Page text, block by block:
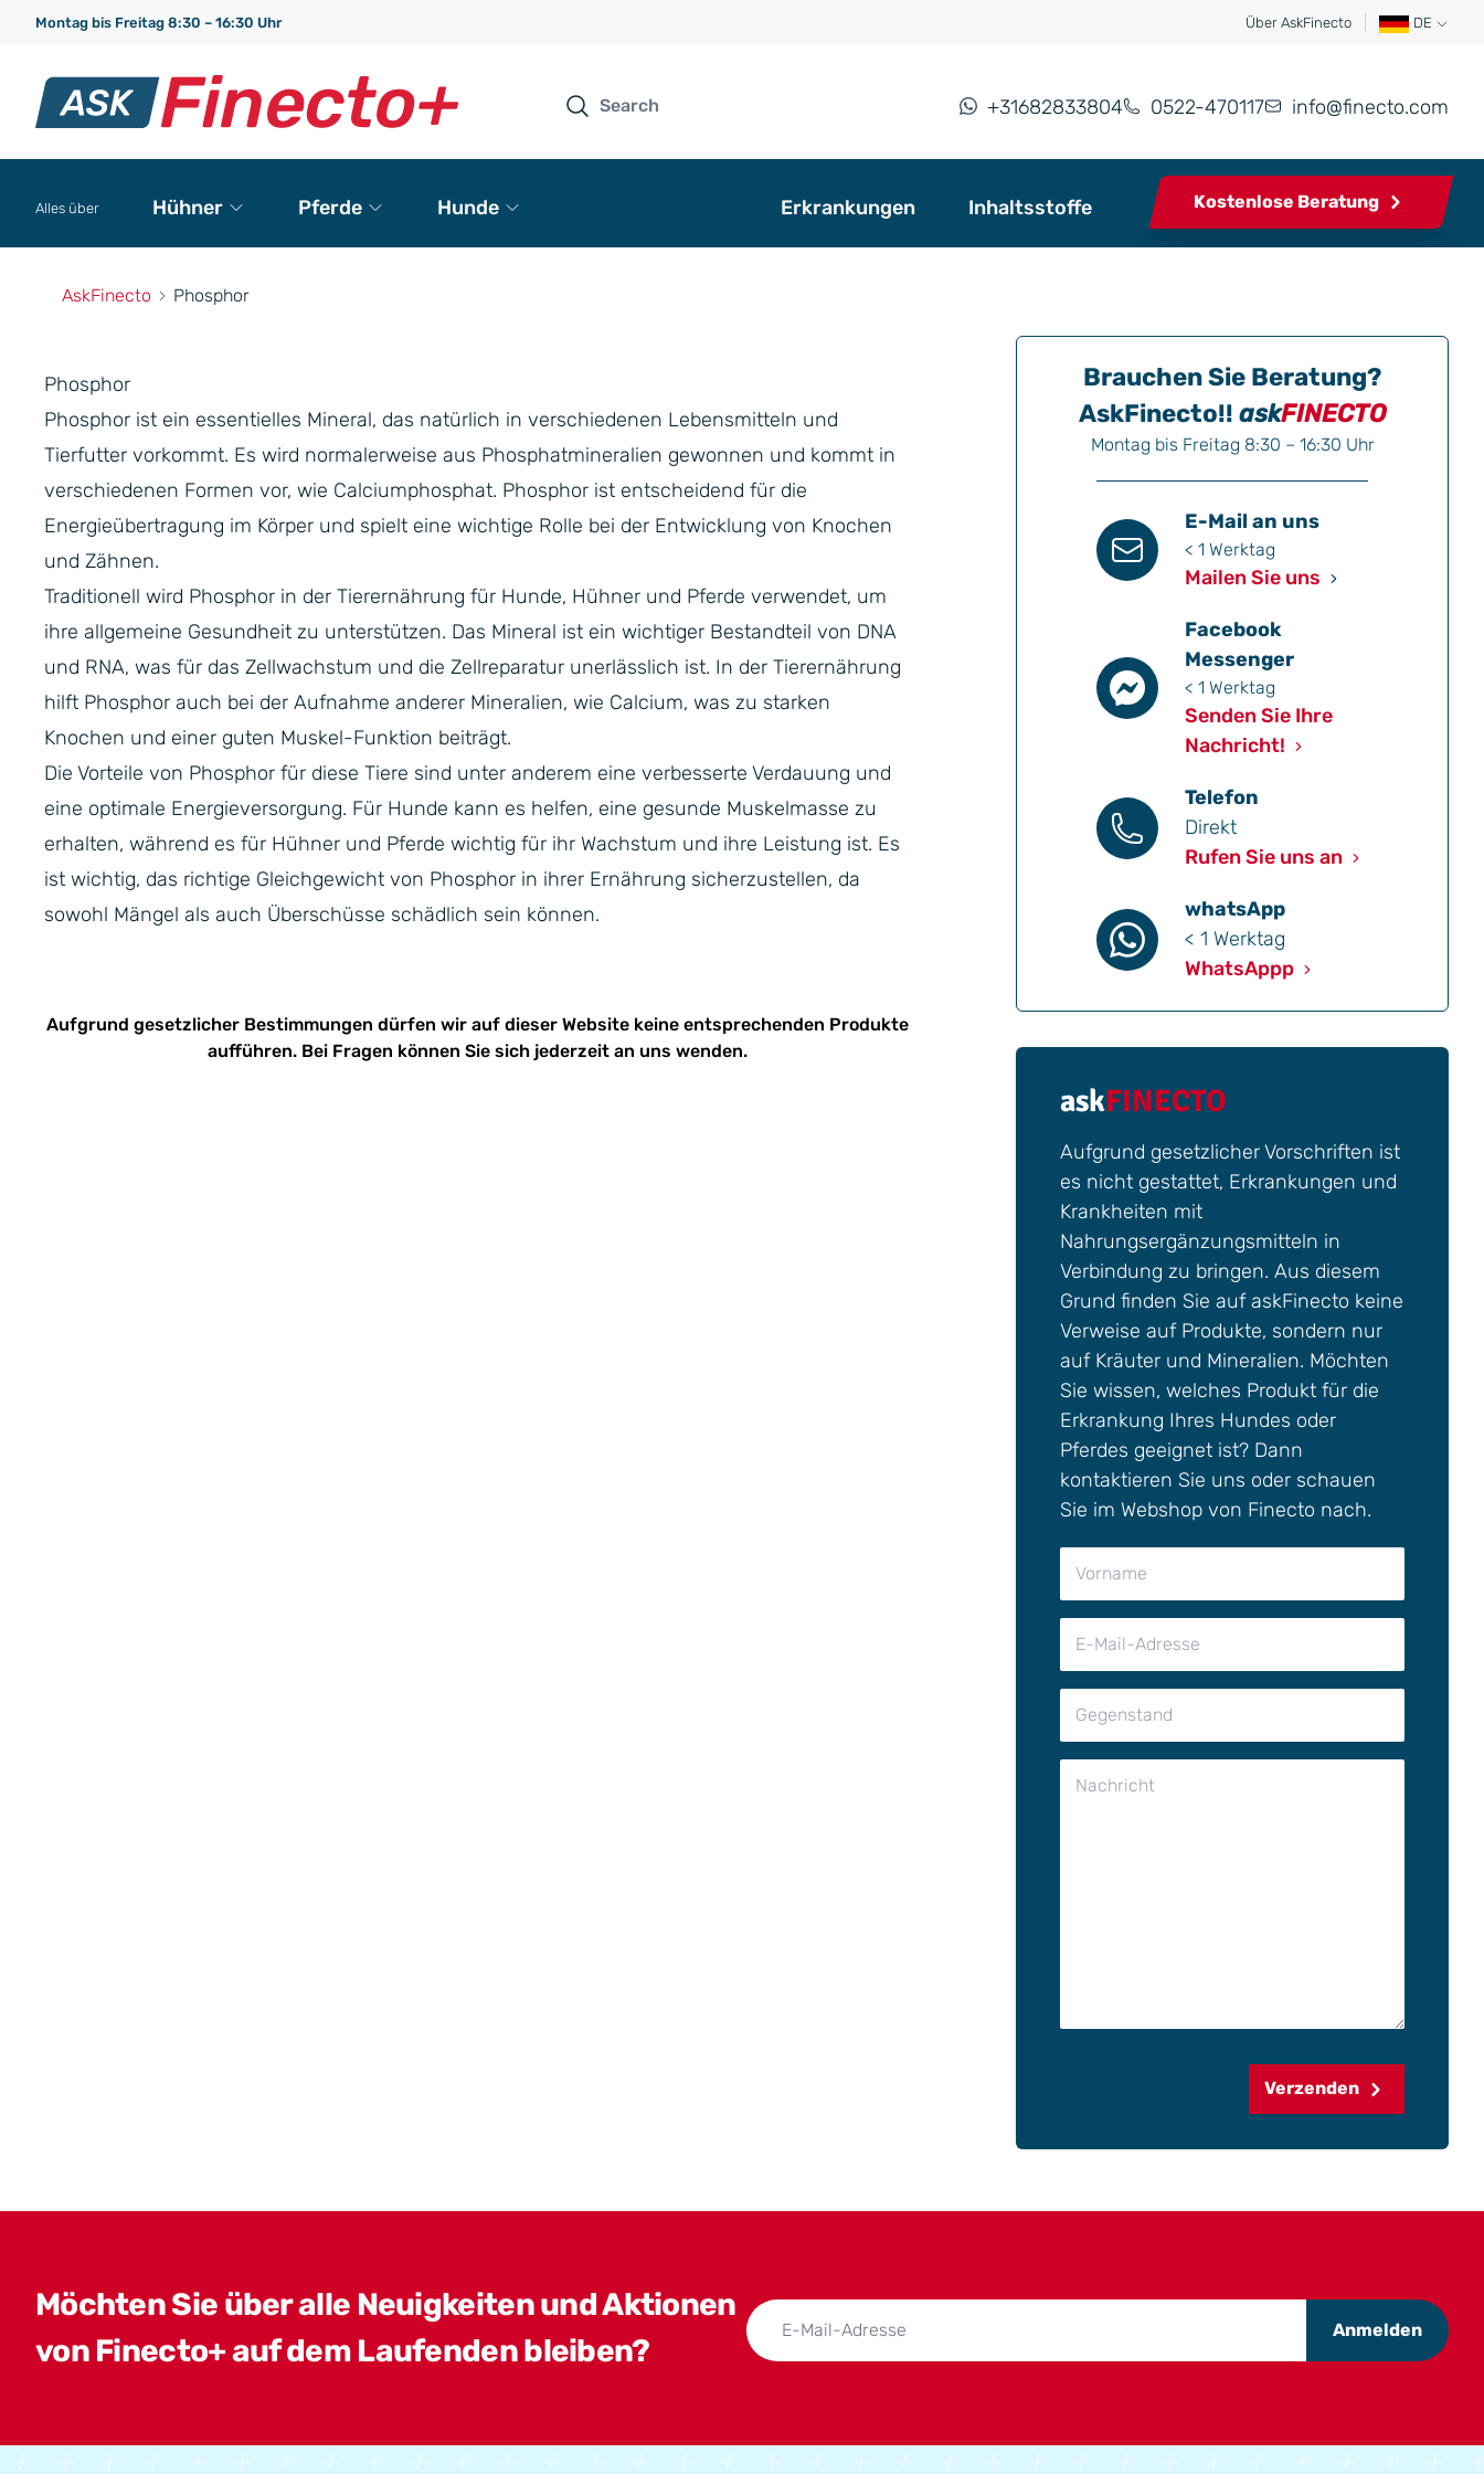
Montag bis Freitag 8:30 – 16:30 Uhr Über AskFinecto DE
+31682833804 0522-470117 info@finecto.com
Alles über Hühner Pferde Hunde Erkrankungen Inhaltsstoffe Kostenlose Beratung
AskFinecto Phosphor
Phosphor
Phosphor ist ein essentielles Mineral, das natürlich in verschiedenen Lebensmitteln und
Tierfutter vorkommt. Es wird normalerweise aus Phosphatmineralien gewonnen und kommt in
verschiedenen Formen vor, wie Calciumphosphat. Phosphor ist entscheidend für die
Energieübertragung im Körper und spielt eine wichtige Rolle bei der Entwicklung von Knochen
und Zähnen.
Traditionell wird Phosphor in der Tierernährung für Hunde, Hühner und Pferde verwendet, um
ihre allgemeine Gesundheit zu unterstützen. Das Mineral ist ein wichtiger Bestandteil von DNA
und RNA, was für das Zellwachstum und die Zellreparatur unerlässlich ist. In der Tierernährung
hilft Phosphor auch bei der Aufnahme anderer Mineralien, wie Calcium, was zu starken
Knochen und einer guten Muskel-Funktion beiträgt.
Die Vorteile von Phosphor für diese Tiere sind unter anderem eine verbesserte Verdauung und
eine optimale Energieversorgung. Für Hunde kann es helfen, eine gesunde Muskelmasse zu
erhalten, während es für Hühner und Pferde wichtig für ihr Wachstum und ihre Leistung ist. Es
ist wichtig, das richtige Gleichgewicht von Phosphor in ihrer Ernährung sicherzustellen, da
sowohl Mängel als auch Überschüsse schädlich sein können.
Aufgrund gesetzlicher Bestimmungen dürfen wir auf dieser Website keine entsprechenden Produkte
aufführen. Bei Fragen können Sie sich jederzeit an uns wenden.
Brauchen Sie Beratung?
AskFinecto!! askFINECTO
Montag bis Freitag 8:30 – 16:30 Uhr
E-Mail an uns
< 1 Werktag
Mailen Sie uns
Facebook
Messenger
< 1 Werktag
Senden Sie Ihre
Nachricht!
Telefon
Direkt
Rufen Sie uns an
whatsApp
< 1 Werktag
WhatsAppp
askFINECTO
Aufgrund gesetzlicher Vorschriften ist
es nicht gestattet, Erkrankungen und
Krankheiten mit
Nahrungsergänzungsmitteln in
Verbindung zu bringen. Aus diesem
Grund finden Sie auf askFinecto keine
Verweise auf Produkte, sondern nur
auf Kräuter und Mineralien. Möchten
Sie wissen, welches Produkt für die
Erkrankung Ihres Hundes oder
Pferdes geeignet ist? Dann
kontaktieren Sie uns oder schauen
Sie im Webshop von Finecto nach.
Verzenden
Möchten Sie über alle Neuigkeiten und Aktionen
von Finecto+ auf dem Laufenden bleiben?
Anmelden